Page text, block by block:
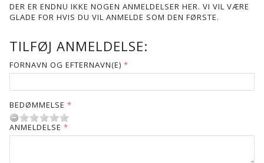
DER ER ENDNU IKKE NOGEN ANMELDELSER HER. VI VIL VÆRE
GLADE FOR HVIS DU VIL ANMELDE SOM DEN FØRSTE.
TILFØJ ANMELDELSE:
FORNAVN OG EFTERNAVN(E)
BEDØMMELSE
ANMELDELSE